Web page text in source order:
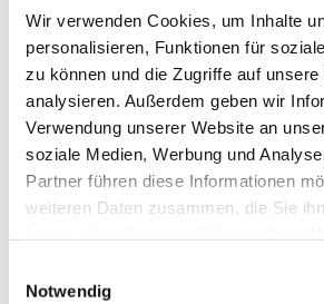
Wir verwenden Cookies, um Inhalte
personalisieren, Funktionen für
zu können und die Zugriffe auf
analysieren. Außerdem geben wir
Verwendung unserer Website an
soziale Medien, Werbung und
Partner führen diese Informationen
weiteren Daten zusammen, die Sie
Notwendig